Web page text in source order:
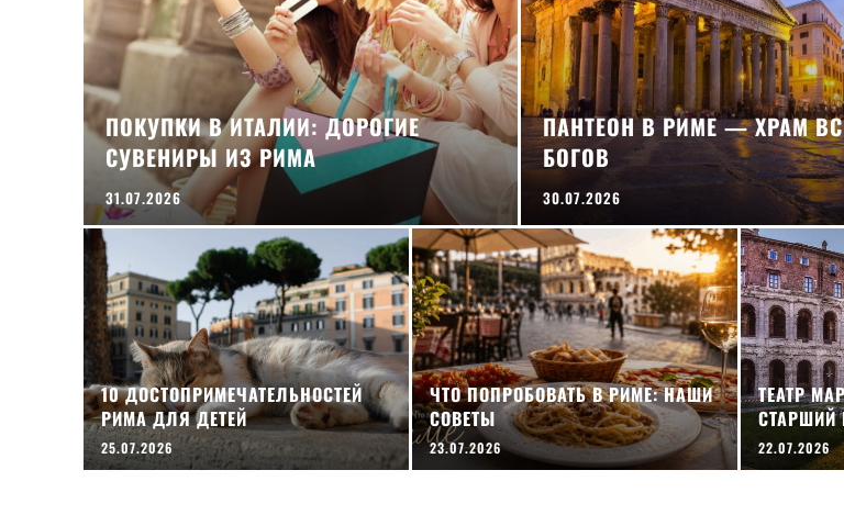
ПОКУПКИ В ИТАЛИИ: ДОРОГИЕ
СУВЕНИРЫ ИЗ РИМА
31.07.2026
ПАНТЕОН В РИМЕ — ХРАМ
БОГОВ
30.07.2026
10 ДОСТОПРИМЕЧАТЕЛЬНОСТЕЙ
РИМА ДЛЯ ДЕТЕЙ
25.07.2026
ЧТО ПОПРОБОВАТЬ В РИМЕ: НАШИ
СОВЕТЫ
23.07.2026
ТЕАТР
СТАРШИЙ
22.07.2026